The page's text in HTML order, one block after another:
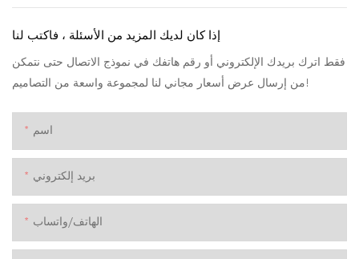
إذا كان لديك المزيد من الأسئلة ، فاكتب لنا
فقط اترك بريدك الإلكتروني أو رقم هاتفك في نموذج الاتصال حتى نتمكن
من إرسال عرض أسعار مجاني لنا لمجموعة واسعة من التصاميم!
اسم
بريد إلكتروني
الهاتف/واتساب